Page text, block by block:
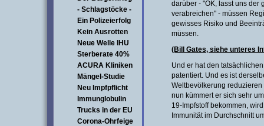
- Schlagstöcke -
Ein Polizeierfolg
Kein Ausrotten
Neue Welle IHU
Sterberate 40%
ACURA Kliniken
Mängel-Studie
Neu Impfpflicht
Immunglobulin
Trucks in der EU
Corona-Ohrfeige
darüber - "OK, lasst uns der
verabreichen" - müssen
gewisses Risiko und
müssen.
(Bill Gates, siehe unteres
Und er hat den
patentiert. Und es ist
Weltbevölkerung
nun kümmert er sich sehr
19-Impfstoff bekommen,
Immunität im Durchschnitt